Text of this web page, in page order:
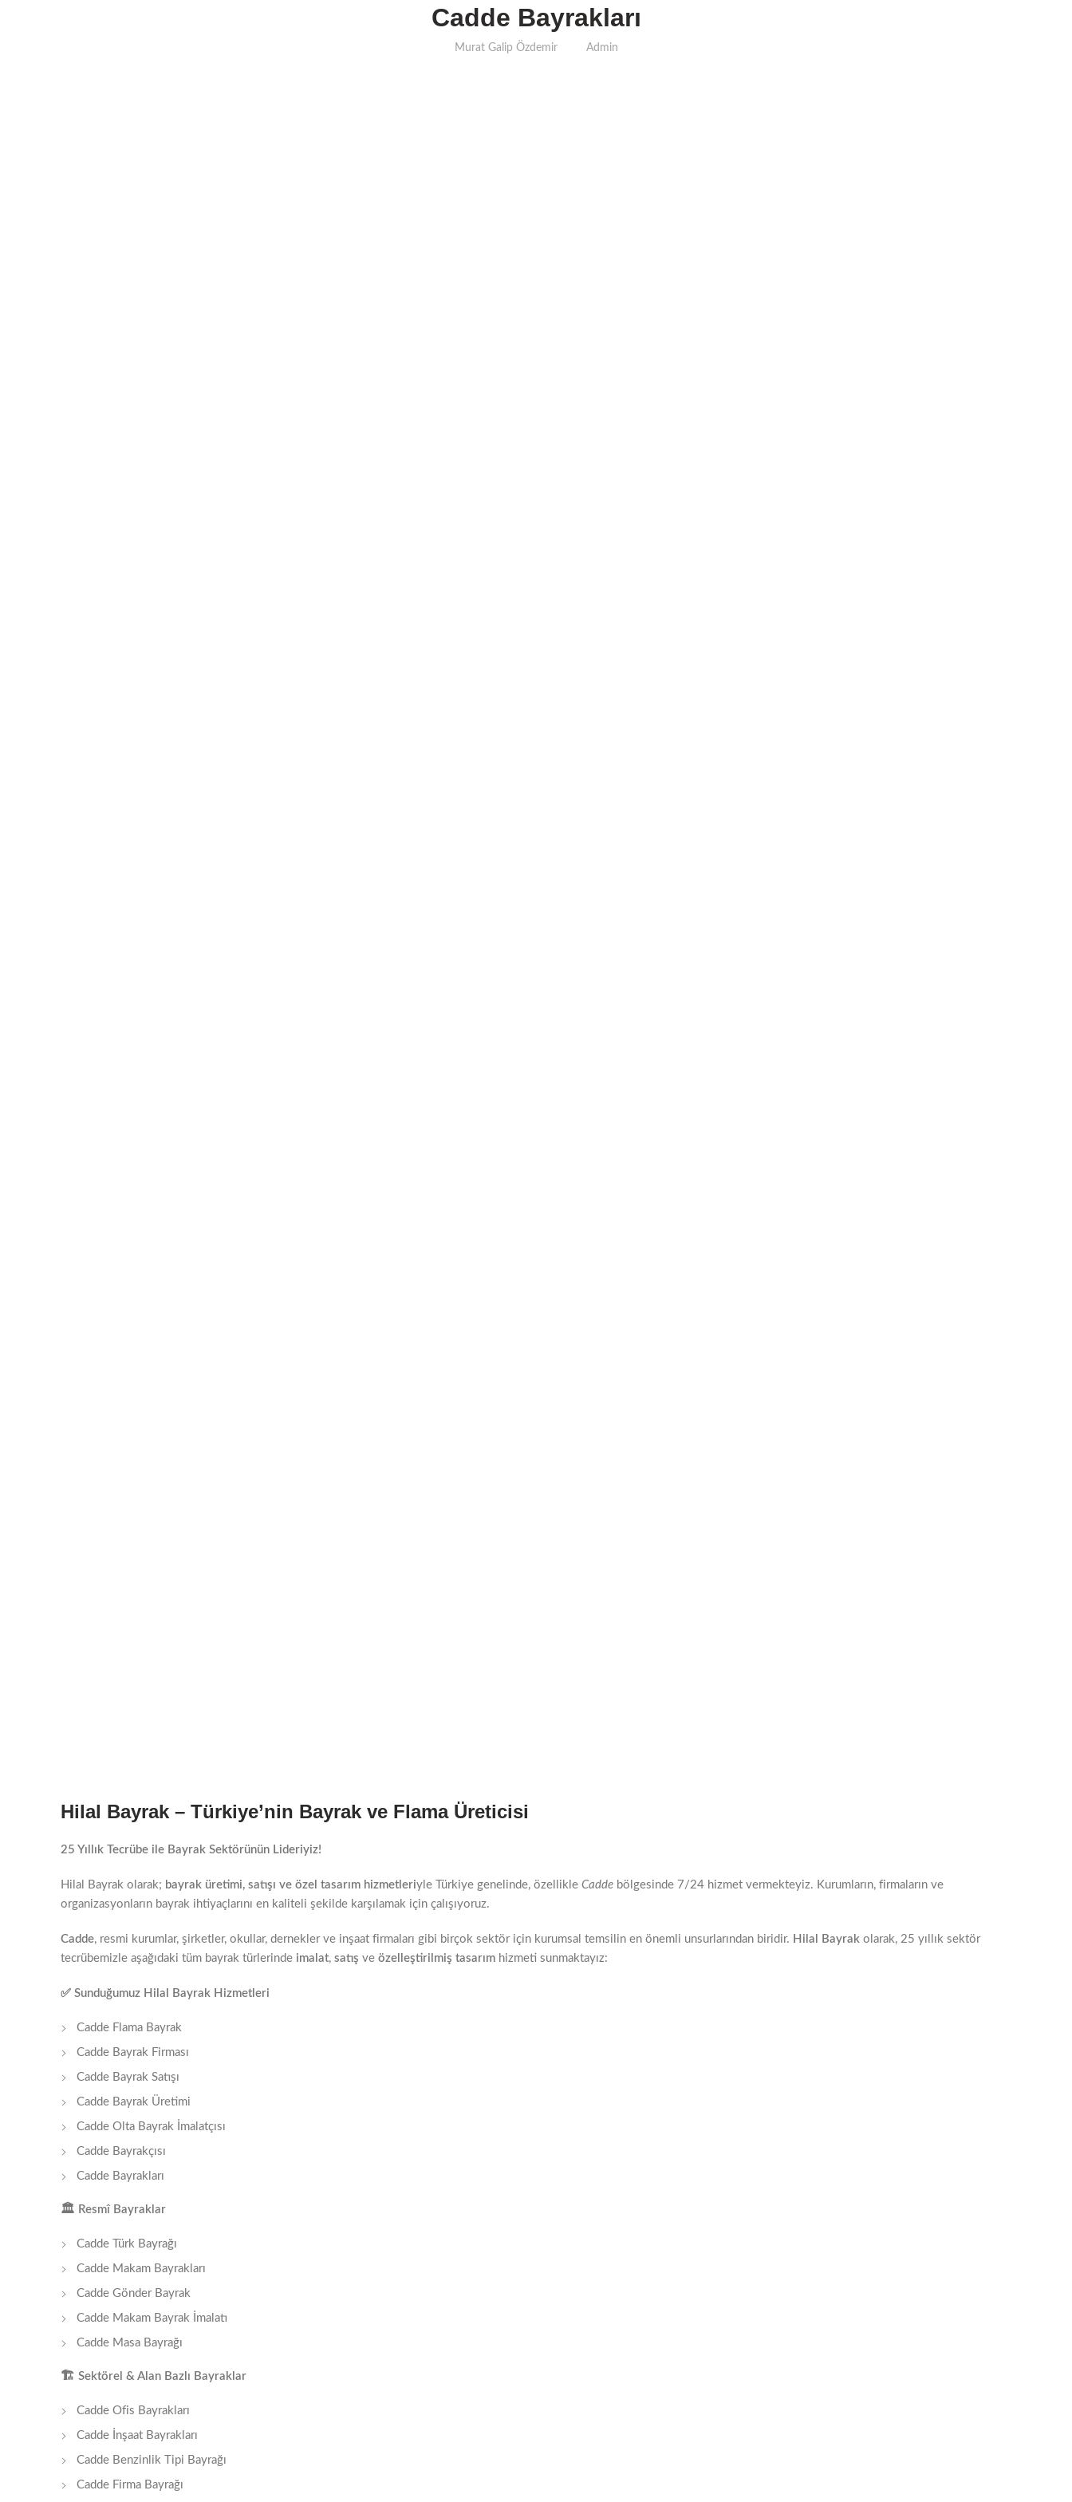
Cadde Bayrakları
Murat Galip Özdemir Admin
Hilal Bayrak – Türkiye’nin Bayrak ve Flama Üreticisi
25 Yıllık Tecrübe ile Bayrak Sektörünün Lideriyiz!
Hilal Bayrak olarak; bayrak üretimi, satışı ve özel tasarım hizmetleriyle Türkiye genelinde, özellikle Cadde bölgesinde 7/24 hizmet vermekteyiz. Kurumların, firmaların ve
organizasyonların bayrak ihtiyaçlarını en kaliteli şekilde karşılamak için çalışıyoruz.
Cadde, resmi kurumlar, şirketler, okullar, dernekler ve inşaat firmaları gibi birçok sektör için kurumsal temsilin en önemli unsurlarından biridir. Hilal Bayrak olarak, 25 yıllık sektör
tecrübemizle aşağıdaki tüm bayrak türlerinde imalat, satış ve özelleştirilmiş tasarım hizmeti sunmaktayız:
✅ Sunduğumuz Hilal Bayrak Hizmetleri
Cadde Flama Bayrak
Cadde Bayrak Firması
Cadde Bayrak Satışı
Cadde Bayrak Üretimi
Cadde Olta Bayrak İmalatçısı
Cadde Bayrakçısı
Cadde Bayrakları
🏛 ️ Resmî Bayraklar
Cadde Türk Bayrağı
Cadde Makam Bayrakları
Cadde Gönder Bayrak
Cadde Makam Bayrak İmalatı
Cadde Masa Bayrağı
🏗 ️ Sektörel & Alan Bazlı Bayraklar
Cadde Ofis Bayrakları
Cadde İnşaat Bayrakları
Cadde Benzinlik Tipi Bayrağı
Cadde Firma Bayrağı